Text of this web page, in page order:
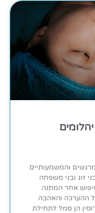
והמשמעותיים
זוג ובני משפחה
אחר המתנה
ההערכה והאהבה
הן סמל לתחילת